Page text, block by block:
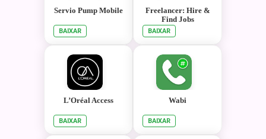
Servio Pump Mobile
BAIXAR
Freelancer: Hire &
Find Jobs
BAIXAR
L’Oréal Access
BAIXAR
Wabi
BAIXAR